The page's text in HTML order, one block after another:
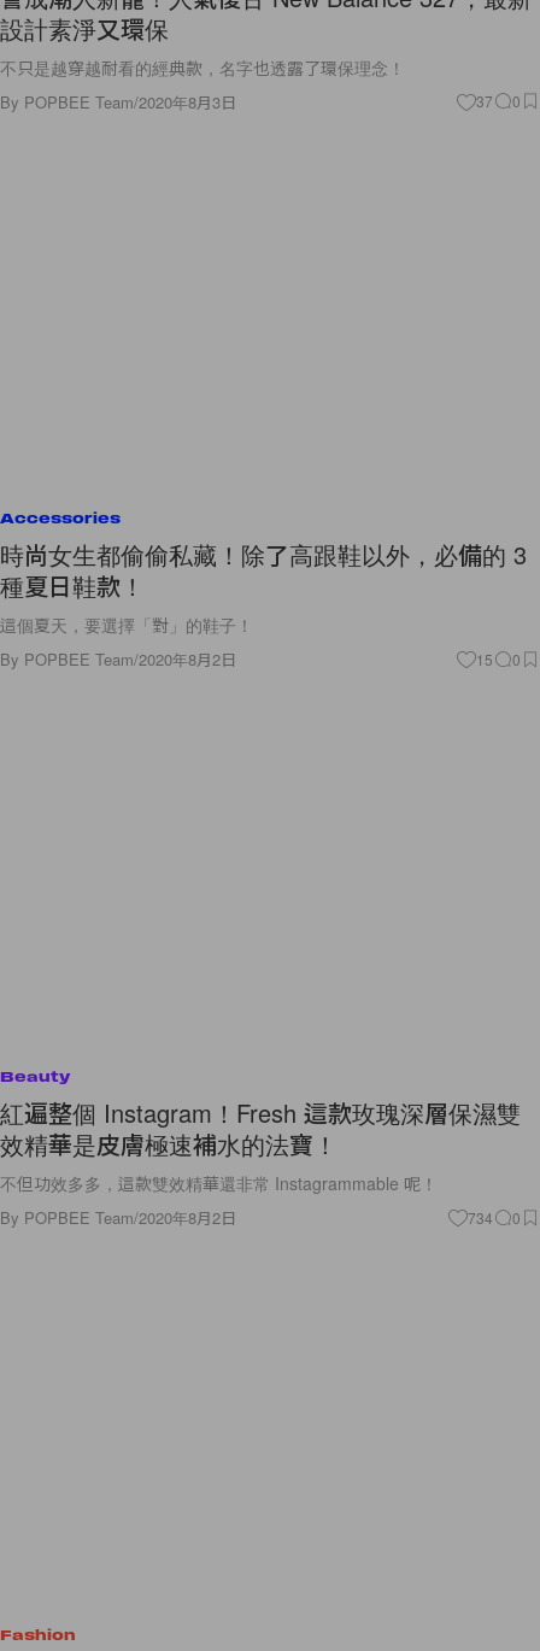
設計素淨又環保
不只是越穿越耐看的經典款，名字也透露了環保理念！
By POPBEE Team/2020年8月3日 37 0
Accessories
時尚女生都偷偷私藏！除了高跟鞋以外，必備的 3
種夏日鞋款！
這個夏天，要選擇「對」的鞋子！
By POPBEE Team/2020年8月2日 15 0
Beauty
紅遍整個 Instagram！Fresh 這款玫瑰深層保濕雙
效精華是皮膚極速補水的法寶！
不但功效多多，這款雙效精華還非常 Instagrammable 呢！
By POPBEE Team/2020年8月2日 734 0
Fashion